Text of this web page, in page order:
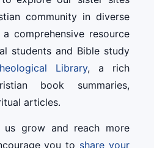
community in diverse
a comprehensive resource
students and Bible study
Library, a rich
book summaries,
articles.
us grow and reach more
you to share your